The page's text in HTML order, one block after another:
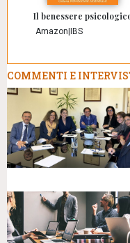
Il benessere
Amazon|IBS
COMMENTI E